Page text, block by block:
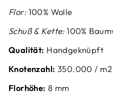
Flor: 100% Wolle
Schuß & Kette: 100%
Qualität: Handgeknüpft
Knotenzahl: 350.000 / m2
Florhöhe: 8 mm